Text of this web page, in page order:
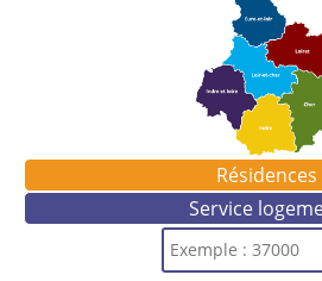
Résidences
Service